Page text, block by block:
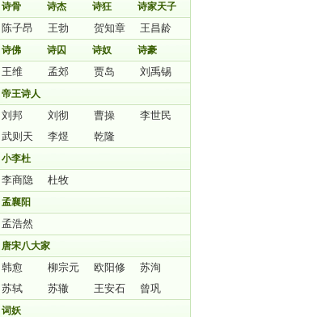
诗骨 诗杰 诗狂 诗家天子
陈子昂 王勃 贺知章 王昌龄
诗佛 诗囚 诗奴 诗豪
王维 孟郊 贾岛 刘禹锡
帝王诗人
刘邦 刘彻 曹操
李世民
武则天
李煜 乾隆
小李杜
李商隐 杜牧
孟襄阳
孟浩然
唐宋八大家
韩愈 柳宗元 欧阳修
苏洵
苏轼
苏辙 王安石 曾巩
词妖